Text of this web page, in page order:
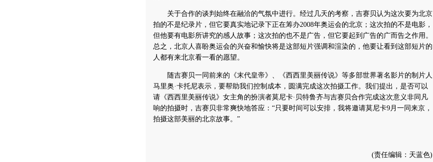
关于合作的谈判始终在融洽的气氛中进行。经过几天的考察，吉赛贝认为这次要为北京
拍的不是纪录片，但它要真实地记录下正在筹办2008年奥运会的北京；这次拍的不是电影，
但他要有电影所讲究的感人故事；这次拍的也不是广告，但它要起到广告的广而告之作用。
总之，北京人喜盼奥运会的兴奋和愉快将是这部短片强调和渲染的，他要让看到这部短片的
人都有来北京看一看的愿望。
随吉赛贝一同前来的《末代皇帝》、《西西里美丽传说》等多部世界著名影片的制片人
马里奥·卡托尼表示，要帮助我们控制成本，圆满完成这次拍摄工作。我们提出，是否可以
请《西西里美丽传说》女主角的扮演者莫尼卡·贝特鲁齐与吉赛贝合作完成这次意义非同凡
响的拍摄时，吉赛贝非常爽快地答应：“只要时间可以安排，我将邀请莫尼卡9月一同来京，
拍摄这部美丽的北京故事。”
(责任编辑：天蓝色)